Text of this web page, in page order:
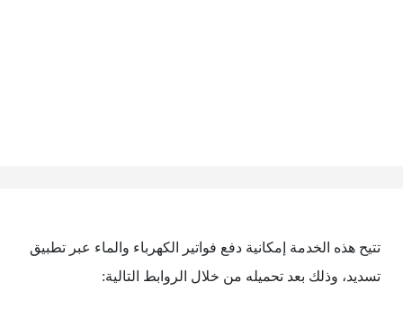
تتيح هذه الخدمة إمكانية دفع فواتير الكهرباء والماء عبر تطبيق
تسديد، وذلك بعد تحميله من خلال الروابط التالية: